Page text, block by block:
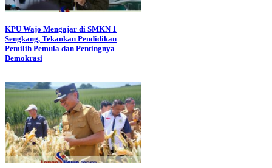
KPU Wajo Mengajar di SMKN 1
Sengkang, Tekankan Pendidikan
Pemilih Pemula dan Pentingnya
Demokrasi